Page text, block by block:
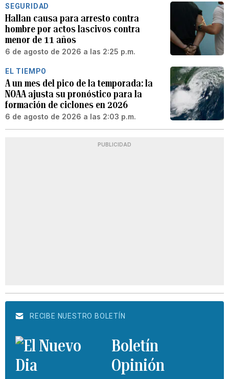
SEGURIDAD
Hallan causa para arresto contra
hombre por actos lascivos contra
menor de 11 años
6 de agosto de 2026 a las 2:25 p.m.
EL TIEMPO
A un mes del pico de la temporada: la
NOAA ajusta su pronóstico para la
formación de ciclones en 2026
6 de agosto de 2026 a las 2:03 p.m.
PUBLICIDAD
RECIBE NUESTRO BOLETÍN
Boletín
Opinión